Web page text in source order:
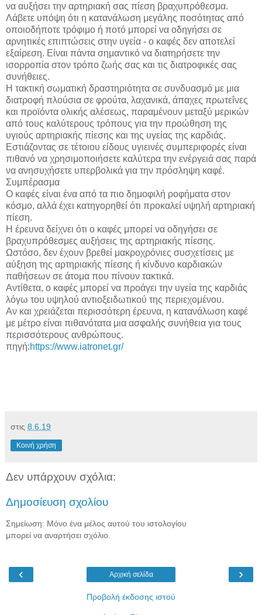
να αυξήσει την αρτηριακή σας πίεση βραχυπρόθεσμα.
Λάβετε υπόψη ότι η κατανάλωση μεγάλης ποσότητας από
οποιοδήποτε τρόφιμο ή ποτό μπορεί να οδηγήσει σε
αρνητικές επιπτώσεις στην υγεία - ο καφές δεν αποτελεί
εξαίρεση. Είναι πάντα σημαντικό να διατηρήσετε την
ισορροπία στον τρόπο ζωής σας και τις διατροφικές σας
συνήθειες.
Η τακτική σωματική δραστηριότητα σε συνδυασμό με μια
διατροφή πλούσια σε φρούτα, λαχανικά, άπαχες πρωτεΐνες
και προϊόντα ολικής αλέσεως, παραμένουν μεταξύ μερικών
από τους καλύτερους τρόπους για την προώθηση της
υγιούς αρτηριακής πίεσης και της υγείας της καρδιάς.
Εστιάζοντας σε τέτοιου είδους υγιεινές συμπεριφορές είναι
πιθανό να χρησιμοποιήσετε καλύτερα την ενέργειά σας παρά
να ανησυχήσετε υπερβολικά για την πρόσληψη καφέ.
Συμπέρασμα
Ο καφές είναι ένα από τα πιο δημοφιλή ροφήματα στον
κόσμο, αλλά έχει κατηγορηθεί ότι προκαλεί υψηλή αρτηριακή
πίεση.
Η έρευνα δείχνει ότι ο καφές μπορεί να οδηγήσει σε
βραχυπρόθεσμες αυξήσεις της αρτηριακής πίεσης.
Ωστόσο, δεν έχουν βρεθεί μακροχρόνιες συσχετίσεις με
αύξηση της αρτηριακής πίεσης ή κίνδυνο καρδιακών
παθήσεων σε άτομα που πίνουν τακτικά.
Αντίθετα, ο καφές μπορεί να προάγει την υγεία της καρδιάς
λόγω του υψηλού αντιοξειδωτικού της περιεχομένου.
Αν και χρειάζεται περισσότερη έρευνα, η κατανάλωση καφέ
με μέτρο είναι πιθανότατα μια ασφαλής συνήθεια για τους
περισσότερους ανθρώπους.
πηγή:https://www.iatronet.gr/
στις 8.6.19
Κοινή χρήση
Δεν υπάρχουν σχόλια:
Δημοσίευση σχολίου
Σημείωση: Μόνο ένα μέλος αυτού του ιστολογίου
μπορεί να αναρτήσει σχόλιο.
‹ ›
Αρχική σελίδα
Προβολή έκδοσης ιστού